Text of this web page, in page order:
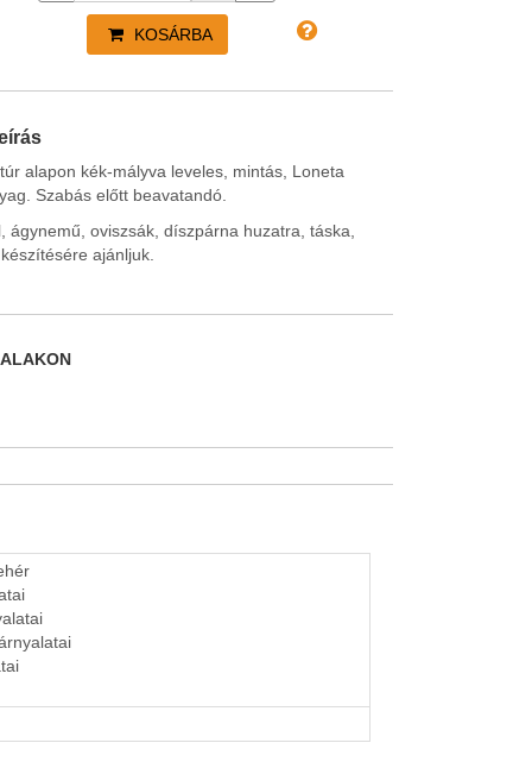
KOSÁRBA
alapon kék-mályva leveles, mintás, Loneta
Szabás előtt beavatandó.
ágynemű, oviszsák, díszpárna huzatra, táska,
ajánljuk.